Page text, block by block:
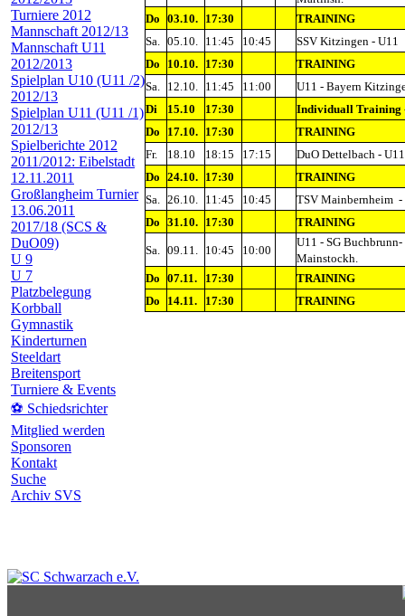
Turniere 2012
Mannschaft 2012/13
Mannschaft U11
2012/2013
Spielplan U10 (U11 /2)
2012/13
Spielplan U11 (U11 /1)
2012/13
Spielberichte 2012
2011/2012: Eibelstadt
12.11.2011
Großlangheim Turnier
13.06.2011
2017/18 (SCS &
DuO09)
U 9
U 7
Platzbelegung
Korbball
Gymnastik
Kinderturnen
Steeldart
Breitensport
Turniere & Events
⚽ Schiedsrichter
Mitglied werden
Sponsoren
Kontakt
Suche
Archiv SVS
Do 03.10. 17:30
TRAINING
Sa.
05.10. 11:45 10:45
SSV Kitzingen - U11
Do
10.10. 17:30
TRAINING
Sa.
12.10. 11:45 11:00
U11 - Bayern
Di
15.10 17:30
Individuall Training
Do
17.10. 17:30
TRAINING
Fr.
18.10 18:15 17:15
DuO Dettelbach - U11
Do 24.10. 17:30
TRAINING
Sa.
26.10. 11:45 10:45 TSV Mainbernheim -
Do 31.10. 17:30 TRAINING
Sa. 09.11. 10:45 10:00
U11 - SG Buchbrunn-
Mainstockh.
Do 07.11. 17:30
TRAINING
Do
14.11. 17:30 TRAINING